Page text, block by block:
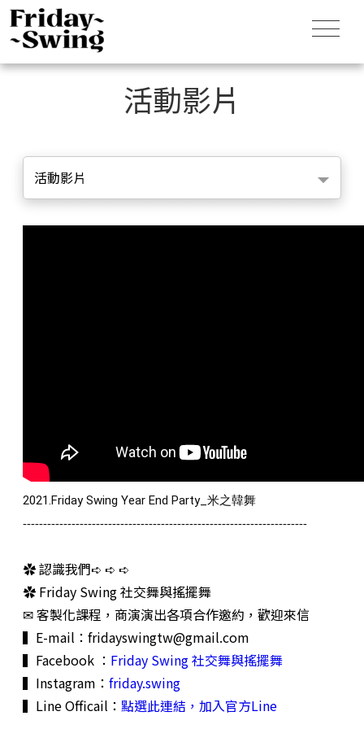
活動影片
活動影片
2021.Friday Swing Year End Party_米之韓舞
----------------------------------------------------------------------
✿ 認識我們➪ ➪ ➪
✿ Friday Swing 社交舞與搖擺舞
✉ 客製化課程，商演演出各項合作邀約，歡迎來信
▍E-mail：fridayswingtw@gmail.com
▍Facebook ： Friday Swing 社交舞與搖擺舞
▍Instagram：friday.swing
▍Line Officail：點選此連結，加入官方Line